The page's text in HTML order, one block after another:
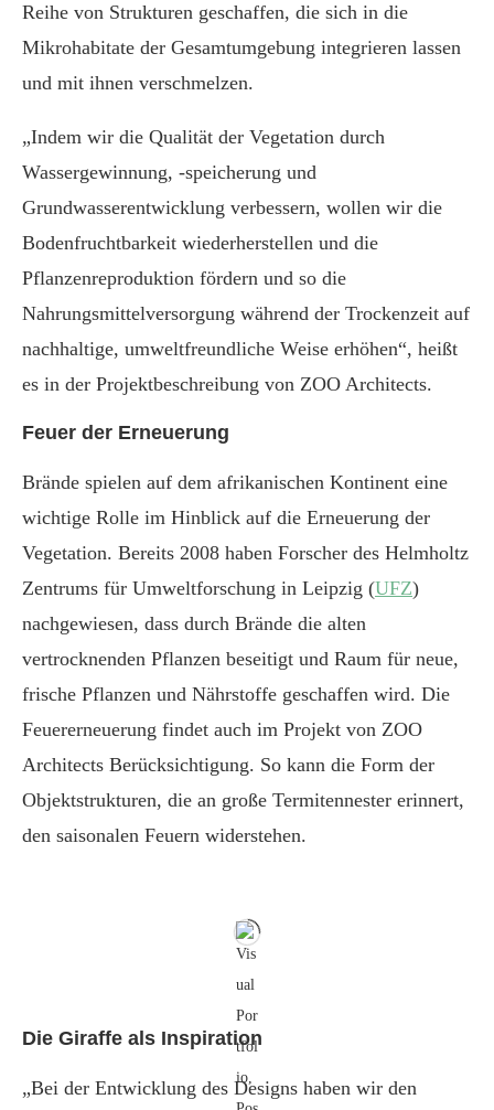
Reihe von Strukturen geschaffen, die sich in die
Mikrohabitate der Gesamtumgebung integrieren lassen
und mit ihnen verschmelzen.
„Indem wir die Qualität der Vegetation durch
Wassergewinnung, -speicherung und
Grundwasserentwicklung verbessern, wollen wir die
Bodenfruchtbarkeit wiederherstellen und die
Pflanzenreproduktion fördern und so die
Nahrungsmittelversorgung während der Trockenzeit auf
nachhaltige, umweltfreundliche Weise erhöhen“, heißt
es in der Projektbeschreibung von ZOO Architects.
Feuer der Erneuerung
Brände spielen auf dem afrikanischen Kontinent eine
wichtige Rolle im Hinblick auf die Erneuerung der
Vegetation. Bereits 2008 haben Forscher des Helmholtz
Zentrums für Umweltforschung in Leipzig (UFZ)
nachgewiesen, dass durch Brände die alten
vertrocknenden Pflanzen beseitigt und Raum für neue,
frische Pflanzen und Nährstoffe geschaffen wird. Die
Feuererneuerung findet auch im Projekt von ZOO
Architects Berücksichtigung. So kann die Form der
Objektstrukturen, die an große Termitennester erinnert,
den saisonalen Feuern widerstehen.
Die Giraffe als Inspiration
„Bei der Entwicklung des Designs haben wir den